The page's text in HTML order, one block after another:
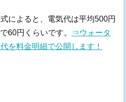
によると、電気代は平均500円
60円くらいです。
⇒ウォータ
を料金明細で公開します！